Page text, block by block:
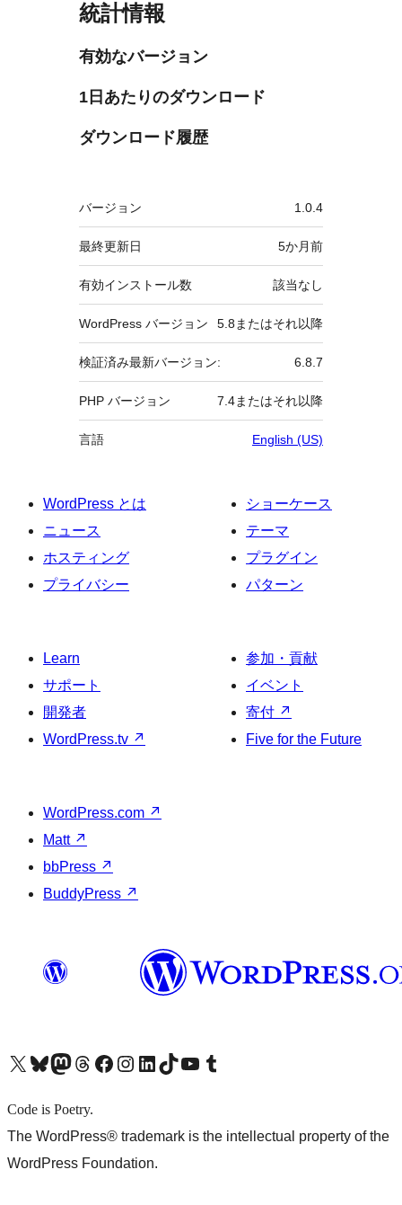
統計情報
有効なバージョン
1日あたりのダウンロード
ダウンロード履歴
メ
タ
バージョン 1.0.4
最終更新日 5か月前
有効インストール数 該当なし
WordPress バージョン 5.8またはそれ以降
検証済み最新バージョン: 6.8.7
PHP バージョン 7.4またはそれ以降
言語 English (US)
WordPress とは
ニュース
ホスティング
プライバシー
ショーケース
テーマ
プラグイン
パターン
Learn
サポート
開発者
WordPress.tv ↗
参加・貢献
イベント
寄付 ↗
Five for the Future
WordPress.com ↗
Matt ↗
bbPress ↗
BuddyPress ↗
X (旧 Twitter) アカウントへBluesky アカウントへMastodon アカウントへThreads アカウントへ Facebook ページへInstagram アカウントへ LinkedIn アカウントへTikTok アカウントへYouTube チャンネルへ Tumblr アカウントへ
Code is Poetry.
The WordPress® trademark is the intellectual property of the
WordPress Foundation.